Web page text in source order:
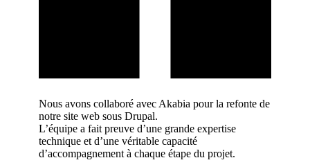
Nous avons collaboré avec Akabia pour la refonte de
notre site web sous Drupal.
L’équipe a fait preuve d’une grande expertise
technique et d’une véritable capacité
d’accompagnement à chaque étape du projet.